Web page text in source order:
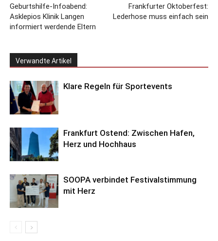
Geburtshilfe-Infoabend:
Asklepios Klinik Langen
informiert werdende Eltern
Frankfurter Oktoberfest:
Lederhose muss einfach sein
Verwandte Artikel
Klare Regeln für Sportevents
Frankfurt Ostend: Zwischen Hafen,
Herz und Hochhaus
SOOPA verbindet Festivalstimmung
mit Herz